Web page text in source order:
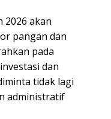
2026 akan
pangan dan
pada
dan
tidak lagi
administratif